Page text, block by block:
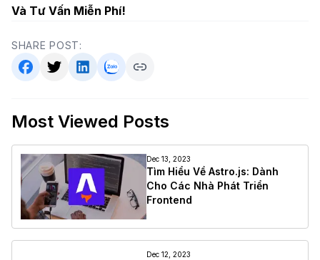
Và Tư Vấn Miễn Phí!
SHARE POST:
Most Viewed Posts
Dec 13, 2023
Tìm Hiểu Về Astro.js: Dành
Cho Các Nhà Phát Triển
Frontend
Dec 12, 2023